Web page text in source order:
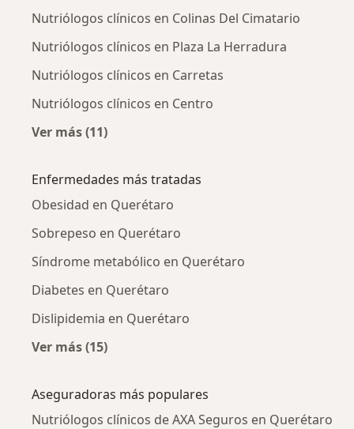
Nutriólogos clínicos en Colinas Del Cimatario
Nutriólogos clínicos en Plaza La Herradura
Nutriólogos clínicos en Carretas
Nutriólogos clínicos en Centro
Ver más (11)
Enfermedades más tratadas
Obesidad en Querétaro
Sobrepeso en Querétaro
Síndrome metabólico en Querétaro
Diabetes en Querétaro
Dislipidemia en Querétaro
Ver más (15)
Aseguradoras más populares
Nutriólogos clínicos de AXA Seguros en Querétaro